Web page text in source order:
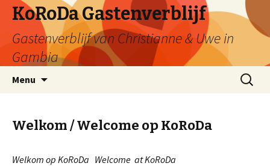
KoRoDa Gastenverblijf
Gastenverblijf van Christianne & Uwe in
Gambia
Menu
Zoeken
naar:
Welkom / Welcome op KoRoDa
Welkom op KoRoDa Welcome at KoRoDa